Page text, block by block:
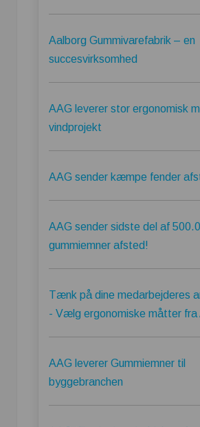
Aalborg Gummivarefabrik – en
succesvirksomhed
AAG leverer stor ergonomisk
vindprojekt
AAG sender kæmpe fender
AAG sender sidste del af
gummiemner afsted!
Tænk på dine medarbejderes
- Vælg ergonomiske måtter fra
AAG leverer Gummiemner til
byggebranchen